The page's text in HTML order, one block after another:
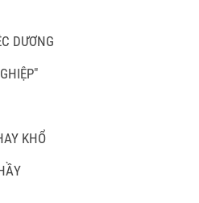
DƯƠNG
KHỔ